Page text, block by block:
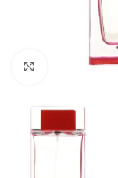
CLICK TO